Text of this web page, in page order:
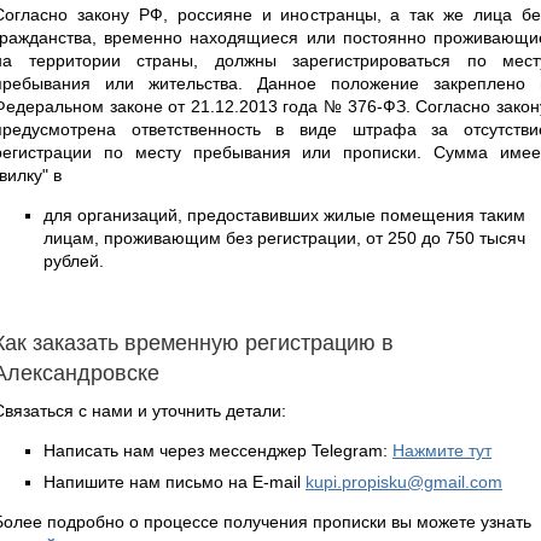
закону РФ, россияне и иностранцы, а так же лица
временно находящиеся или постоянно
территории страны, должны зарегистрироваться по
или жительства. Данное положение закреплено
законе от 21.12.2013 года № 376-ФЗ. Согласно
ответственность в виде штрафа за
по месту пребывания или прописки. Сумма
в
для организаций, предоставивших жилые помещения таким
лицам, проживающим без регистрации, от 250 до 750 тысяч
рублей.
заказать временную регистрацию в
с нами и уточнить детали:
Написать нам через мессенджер Telegram: Нажмите тут
Напишите нам письмо на E-mail kupi.propisku@gmail.com
подробно о процессе получения прописки вы можете узнать